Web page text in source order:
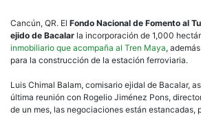
Cancún, QR. El Fondo Nacional de Fomento al
ejido de Bacalar la incorporación de 1,000
inmobiliario que acompaña al Tren Maya,
para la construcción de la estación ferroviaria.
Luis Chimal Balam, comisario ejidal de Bacalar,
última reunión con Rogelio Jiménez Pons,
de un mes, las negociaciones están estancadas,